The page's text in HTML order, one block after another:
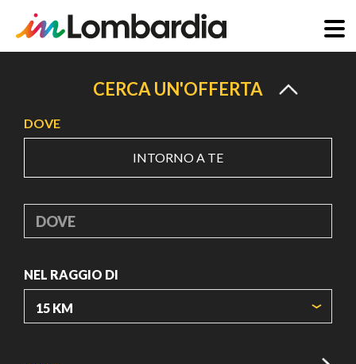
principale
CERCA UN'OFFERTA
DOVE
INTORNO A TE
DOVE
NEL RAGGIO DI